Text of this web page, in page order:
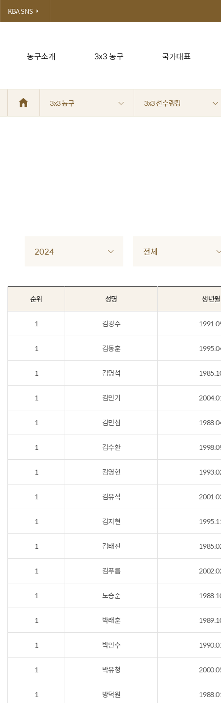
농구소개 3x3 농구 국가대표
KBA SNS
3x3 농구 3x3 선수랭킹
2024 전체
순위 성명 생년월
1 김경수
1 김동훈
1 김명석
1 김민기
1 김민섭
1 김수환
1 김영현
1 김유석
1 김지현
1 김태진
1 김푸름
1 노승준
1 박래훈
1 박민수
1 박유청
1 방덕원